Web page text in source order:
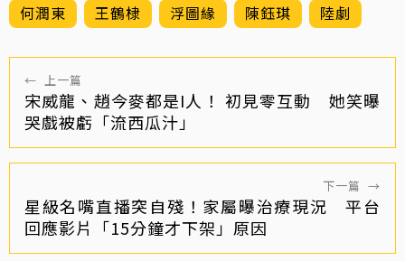
何潤東 王鶴棣 浮圖緣 陳鈺琪 陸劇
← 上一篇
宋威龍、趙今麥都是I人！ 初見零互動 她笑曝
哭戲被虧「流西瓜汁」
下一篇 →
星級名嘴直播突自殘！家屬曝治療現況 平台
回應影片「15分鐘才下架」原因